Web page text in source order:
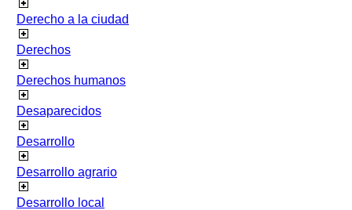
Derecho a la ciudad
Derechos
Derechos humanos
Desaparecidos
Desarrollo
Desarrollo agrario
Desarrollo local